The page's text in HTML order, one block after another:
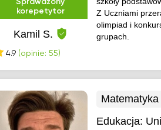
Sprawdzony
korepetytor
Kamil S.
4.9 (opinie: 55)
Z Uczniami
olimpiad i
grupach.
Matematyka
Edukacja: